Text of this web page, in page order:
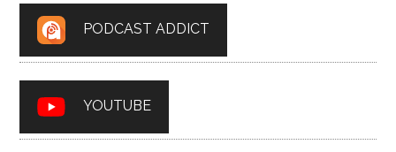
PODCAST ADDICT
YOUTUBE